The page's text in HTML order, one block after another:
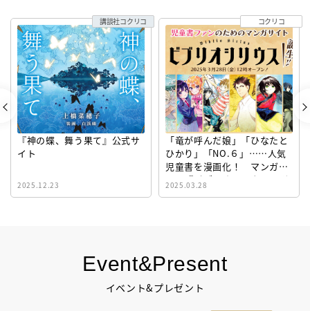
Event&Present
イベント&プレゼント
『神の蝶、舞う果て』公式サ
イト
2025.12.23
講談社コクリコ
「竜が呼んだ娘」「ひなたと
ひかり」「NO.６」……人気
児童書を漫画化！ マンガサ
イト『ビブリオシリウス』誕
生！
2025.03.28
コクリコ